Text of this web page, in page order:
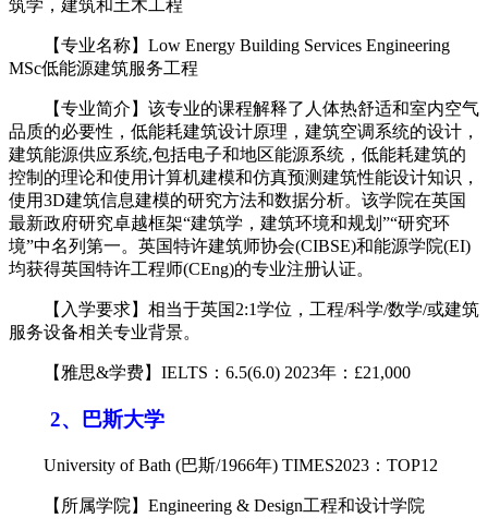
筑学，建筑和土木工程
【专业名称】Low Energy Building Services Engineering
MSc低能源建筑服务工程
【专业简介】该专业的课程解释了人体热舒适和室内空气
品质的必要性，低能耗建筑设计原理，建筑空调系统的设计，
建筑能源供应系统,包括电子和地区能源系统，低能耗建筑的
控制的理论和使用计算机建模和仿真预测建筑性能设计知识，
使用3D建筑信息建模的研究方法和数据分析。该学院在英国
最新政府研究卓越框架“建筑学，建筑环境和规划”“研究环
境”中名列第一。英国特许建筑师协会(CIBSE)和能源学院(EI)
均获得英国特许工程师(CEng)的专业注册认证。
【入学要求】相当于英国2:1学位，工程/科学/数学/或建筑
服务设备相关专业背景。
【雅思&学费】IELTS：6.5(6.0) 2023年：£21,000
2、巴斯大学
University of Bath (巴斯/1966年) TIMES2023：TOP12
【所属学院】Engineering & Design工程和设计学院